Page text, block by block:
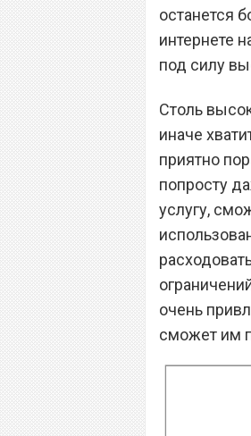
останется
интернете
под силу
Столь
иначе
приятно
попросту
услугу,
очень
сможет им